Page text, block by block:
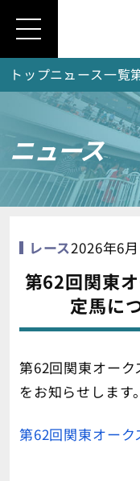
トップニュース一覧
ニュース
レース2026年6
第62回関東
定馬に
第62回関東オー
をお知らせします
第62回関東オー